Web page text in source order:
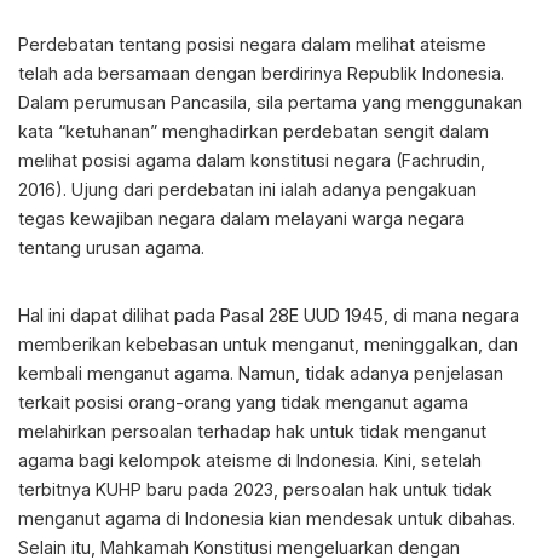
Perdebatan tentang posisi negara dalam melihat ateisme
telah ada bersamaan dengan berdirinya Republik Indonesia.
Dalam perumusan Pancasila, sila pertama yang menggunakan
kata “ketuhanan” menghadirkan perdebatan sengit dalam
melihat posisi agama dalam konstitusi negara (Fachrudin,
2016). Ujung dari perdebatan ini ialah adanya pengakuan
tegas kewajiban negara dalam melayani warga negara
tentang urusan agama.
Hal ini dapat dilihat pada Pasal 28E UUD 1945, di mana negara
memberikan kebebasan untuk menganut, meninggalkan, dan
kembali menganut agama. Namun, tidak adanya penjelasan
terkait posisi orang-orang yang tidak menganut agama
melahirkan persoalan terhadap hak untuk tidak menganut
agama bagi kelompok ateisme di Indonesia. Kini, setelah
terbitnya KUHP baru pada 2023, persoalan hak untuk tidak
menganut agama di Indonesia kian mendesak untuk dibahas.
Selain itu, Mahkamah Konstitusi mengeluarkan dengan